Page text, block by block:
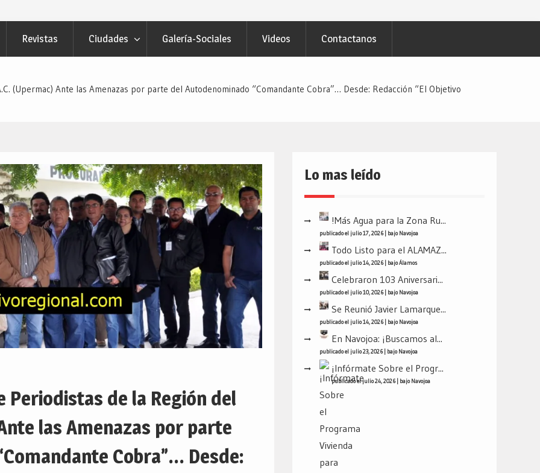
Revistas Ciudades Galería-Sociales Videos Contactanos
(Upermac) Ante las Amenazas por parte del Autodenominado “Comandante Cobra”… Desde: Redacción “El Objetivo
Periodistas de la Región del
las Amenazas por parte
Cobra”… Desde:
Lo mas leído
!Más Agua para la Zona Ru...
publicado el julio 17, 2026| bajoNavojoa
Todo Listo para el ALAMAZ...
publicado el julio 14, 2026| bajoÁlamos
Celebraron 103 Aniversari...
publicado el julio 10, 2026| bajoNavojoa
Se Reunió Javier Lamarque...
publicado el julio 14, 2026| bajoNavojoa
En Navojoa: ¡Buscamos al...
publicado el julio 23, 2026| bajoNavojoa
¡Infórmate Sobre el Progr...
publicado el julio 24, 2026| bajoNavojoa